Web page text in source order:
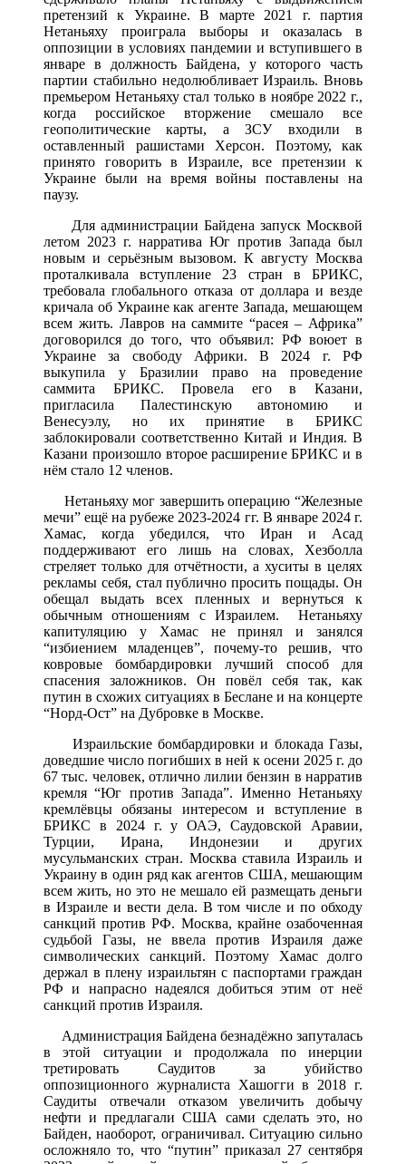
претензий к Украине. В марте 2021 г. партия
Нетаньяху проиграла выборы и оказалась в
оппозиции в условиях пандемии и вступившего в
январе в должность Байдена, у которого часть
партии стабильно недолюбливает Израиль. Вновь
премьером Нетаньяху стал только в ноябре 2022 г.,
когда российское вторжение смешало все
геополитические карты, а ЗСУ входили в
оставленный рашистами Херсон. Поэтому, как
принято говорить в Израиле, все претензии к
Украине были на время войны поставлены на
паузу.
Для администрации Байдена запуск Москвой
летом 2023 г. нарратива Юг против Запада был
новым и серьёзным вызовом. К августу Москва
проталкивала вступление 23 стран в БРИКС,
требовала глобального отказа от доллара и везде
кричала об Украине как агенте Запада, мешающем
всем жить. Лавров на саммите “расея – Африка”
договорился до того, что объявил: РФ воюет в
Украине за свободу Африки. В 2024 г. РФ
выкупила у Бразилии право на проведение
саммита БРИКС. Провела его в Казани,
пригласила Палестинскую автономию и
Венесуэлу, но их принятие в БРИКС
заблокировали соответственно Китай и Индия. В
Казани произошло второе расширение БРИКС и в
нём стало 12 членов.
Нетаньяху мог завершить операцию “Железные
мечи” ещё на рубеже 2023-2024 гг. В январе 2024 г.
Хамас, когда убедился, что Иран и Асад
поддерживают его лишь на словах, Хезболла
стреляет только для отчётности, а хуситы в целях
рекламы себя, стал публично просить пощады. Он
обещал выдать всех пленных и вернуться к
обычным отношениям с Израилем. Нетаньяху
капитуляцию у Хамас не принял и занялся
“избиением младенцев”, почему-то решив, что
ковровые бомбардировки лучший способ для
спасения заложников. Он повёл себя так, как
путин в схожих ситуациях в Беслане и на концерте
“Норд-Ост” на Дубровке в Москве.
Израильские бомбардировки и блокада Газы,
доведшие число погибших в ней к осени 2025 г. до
67 тыс. человек, отлично лилии бензин в нарратив
кремля “Юг против Запада”. Именно Нетаньяху
кремлёвцы обязаны интересом и вступление в
БРИКС в 2024 г. у ОАЭ, Саудовской Аравии,
Турции, Ирана, Индонезии и других
мусульманских стран. Москва ставила Израиль и
Украину в один ряд как агентов США, мешающим
всем жить, но это не мешало ей размещать деньги
в Израиле и вести дела. В том числе и по обходу
санкций против РФ. Москва, крайне озабоченная
судьбой Газы, не ввела против Израиля даже
символических санкций. Поэтому Хамас долго
держал в плену израильтян с паспортами граждан
РФ и напрасно надеялся добиться этим от неё
санкций против Израиля.
Администрация Байдена безнадёжно запуталась
в этой ситуации и продолжала по инерции
третировать Саудитов за убийство
оппозиционного журналиста Хашогги в 2018 г.
Саудиты отвечали отказом увеличить добычу
нефти и предлагали США сами сделать это, но
Байден, наоборот, ограничивал. Ситуацию сильно
осложняло то, что “путин” приказал 27 сентября